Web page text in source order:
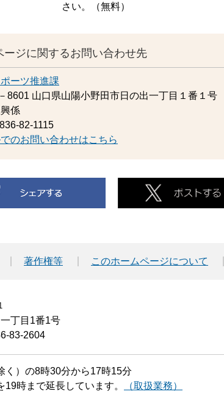
さい。（無料）
ージに関するお問い合わせ先
ーツ推進課
8601 山口県山陽小野田市日の出一丁目１番１
係
82-1115
でのお問い合わせはこちら
著作権等 このホームページについて
丁目1番1号
83-2604
く）の8時30分から17時15分
時まで延長しています。
（取扱業務）